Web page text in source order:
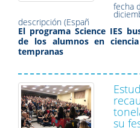
fecha
descripción (Españ
El programa Science IES
de los alumnos en
tempranas
su